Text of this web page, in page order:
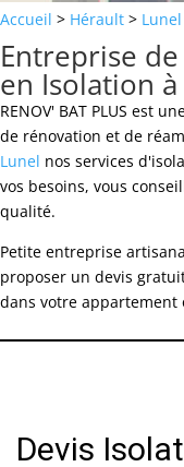
Accueil > Hérault > Lunel
Entreprise
en Isolation
RENOV' BAT PLUS est
de rénovation et de
Lunel nos services
vos besoins, vous
qualité.
Petite entreprise
proposer un devis
dans votre appartement
Devis